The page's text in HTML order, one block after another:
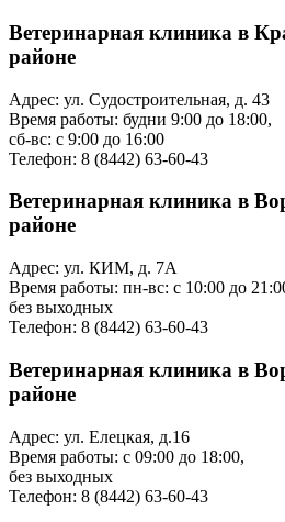
Ветеринарная клиника в
районе
Адрес: ул. Судостроительная, д. 43
Время работы: будни 9:00 до 18:00,
сб-вс: с 9:00 до 16:00
Телефон: 8 (8442) 63-60-43
Ветеринарная клиника в
районе
Адрес: ул. КИМ, д. 7А
Время работы: пн-вс: с 10:00 до
без выходных
Телефон: 8 (8442) 63-60-43
Ветеринарная клиника в
районе
Адрес: ул. Елецкая, д.16
Время работы: с 09:00 до 18:00,
без выходных
Телефон: 8 (8442) 63-60-43